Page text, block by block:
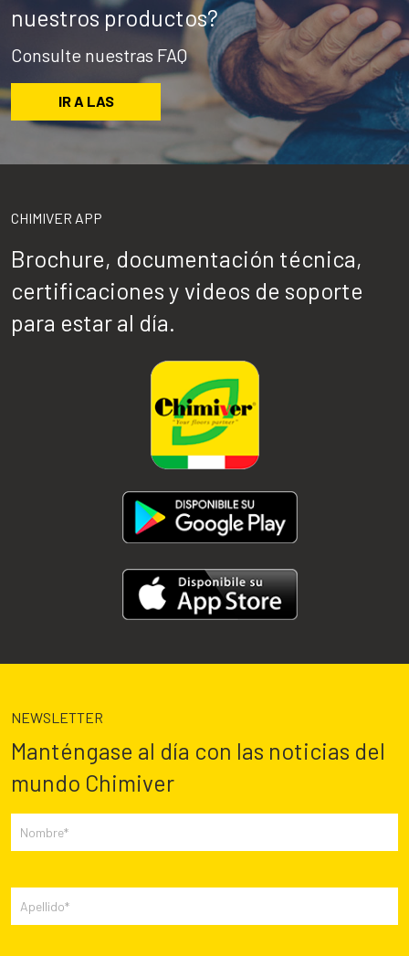
nuestros productos?
Consulte nuestras FAQ
IR A LAS
CHIMIVER APP
Brochure, documentación técnica,
certificaciones y videos de soporte
para estar al día.
NEWSLETTER
Manténgase al día con las noticias del
mundo Chimiver